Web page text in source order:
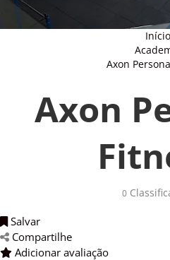
Início
Axon
Axon
0
Salvar
Compartilhe
Adicionar avaliação